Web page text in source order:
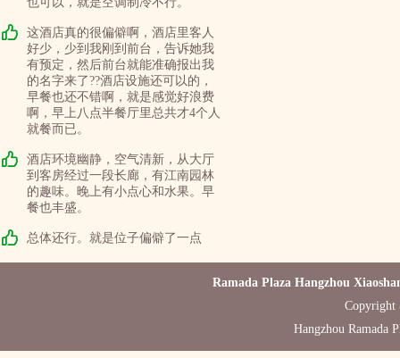
这酒店真的很偏僻啊，酒店里客人
好少，少到我刚到前台，告诉她我
有预定，然后前台就能准确报出我
的名字来了??酒店设施还可以的，
早餐也还不错啊，就是感觉好浪费
啊，早上八点半餐厅里总共才4个人
就餐而已。
酒店环境幽静，空气清新，从大厅
到客房经过一段长廊，有江南园林
的趣味。晚上有小点心和水果。早
餐也丰盛。
总体还行。就是位子偏僻了一点
Ramada Plaza Hangzhou
Copyright
Hangzhou Ramada